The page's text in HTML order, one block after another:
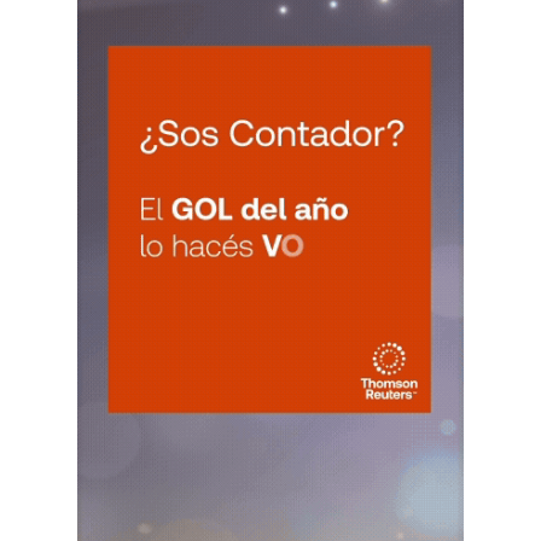
7
LA RIOJA
Agentes Percepcion La Rioja
CUIT 5-6-7-8-9-…